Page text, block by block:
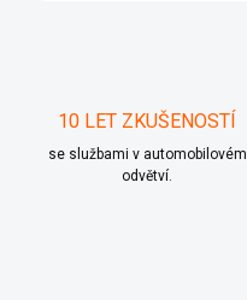
10 LET ZKUŠENOSTÍ
se službami v automobilovém
odvětví.